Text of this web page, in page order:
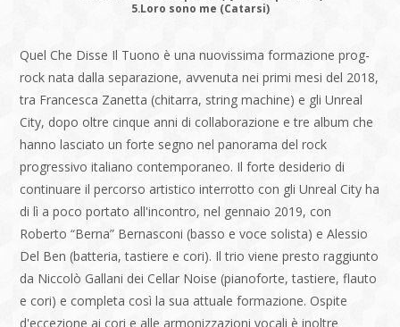
5.Loro sono me (Catarsi)
Quel Che Disse Il Tuono è una nuovissima formazione prog-
rock nata dalla separazione, avvenuta nei primi mesi del 2018,
tra Francesca Zanetta (chitarra, string machine) e gli Unreal
City, dopo oltre cinque anni di collaborazione e tre album che
hanno lasciato un forte segno nel panorama del rock
progressivo italiano contemporaneo. Il forte desiderio di
continuare il percorso artistico interrotto con gli Unreal City ha
di lì a poco portato all'incontro, nel gennaio 2019, con
Roberto “Berna” Bernasconi (basso e voce solista) e Alessio
Del Ben (batteria, tastiere e cori). Il trio viene presto raggiunto
da Niccolò Gallani dei Cellar Noise (pianoforte, tastiere, flauto
e cori) e completa così la sua attuale formazione. Ospite
d'eccezione ai cori e alle armonizzazioni vocali è inoltre